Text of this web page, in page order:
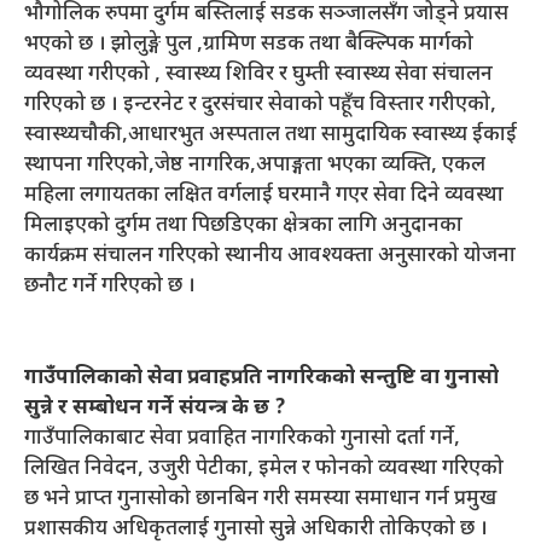
भौगोलिक रुपमा दुर्गम बस्तिलाई सडक सञ्जालसँग जोड्ने प्रयास
भएको छ । झोलुङ्गे पुल ,ग्रामिण सडक तथा बैक्ल्पिक मार्गको
व्यवस्था गरीएको , स्वास्थ्य शिविर र घुम्ती स्वास्थ्य सेवा संचालन
गरिएको छ । इन्टरनेट र दुरसंचार सेवाको पहूँच विस्तार गरीएको,
स्वास्थ्यचौकी,आधारभुत अस्पताल तथा सामुदायिक स्वास्थ्य ईकाई
स्थापना गरिएको,जेष्ठ नागरिक,अपाङ्गता भएका व्यक्ति, एकल
महिला लगायतका लक्षित वर्गलाई घरमानै गएर सेवा दिने व्यवस्था
मिलाइएको दुर्गम तथा पिछडिएका क्षेत्रका लागि अनुदानका
कार्यक्रम संचालन गरिएको स्थानीय आवश्यक्ता अनुसारको योजना
छनौट गर्ने गरिएको छ ।
गाउँपालिकाको सेवा प्रवाहप्रति नागरिकको सन्तुष्टि वा गुनासो
सुन्ने र सम्बोधन गर्ने संयन्त्र के छ ?
गाउँपालिकाबाट सेवा प्रवाहित नागरिकको गुनासो दर्ता गर्ने,
लिखित निवेदन, उजुरी पेटीका, इमेल र फोनको व्यवस्था गरिएको
छ भने प्राप्त गुनासोको छानबिन गरी समस्या समाधान गर्न प्रमुख
प्रशासकीय अधिकृतलाई गुनासो सुन्ने अधिकारी तोकिएको छ ।